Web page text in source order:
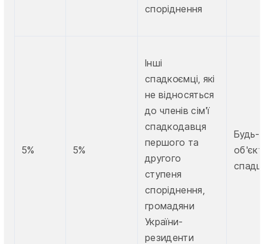
споріднення
5% 5%
Інші
спадкоємці, які
не відносяться
до членів сім'ї
спадкодавця
першого та
другого
ступеня
споріднення,
громадяни
України-
резиденти
Будь-
об'єкт